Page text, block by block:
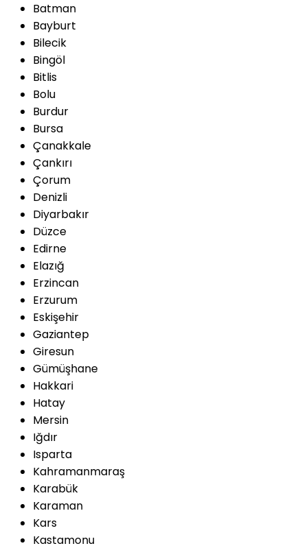
Batman
Bayburt
Bilecik
Bingöl
Bitlis
Bolu
Burdur
Bursa
Çanakkale
Çankırı
Çorum
Denizli
Diyarbakır
Düzce
Edirne
Elazığ
Erzincan
Erzurum
Eskişehir
Gaziantep
Giresun
Gümüşhane
Hakkari
Hatay
Mersin
Iğdır
Isparta
Kahramanmaraş
Karabük
Karaman
Kars
Kastamonu